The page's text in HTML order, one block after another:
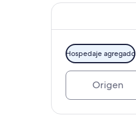
Hospedaje agregado